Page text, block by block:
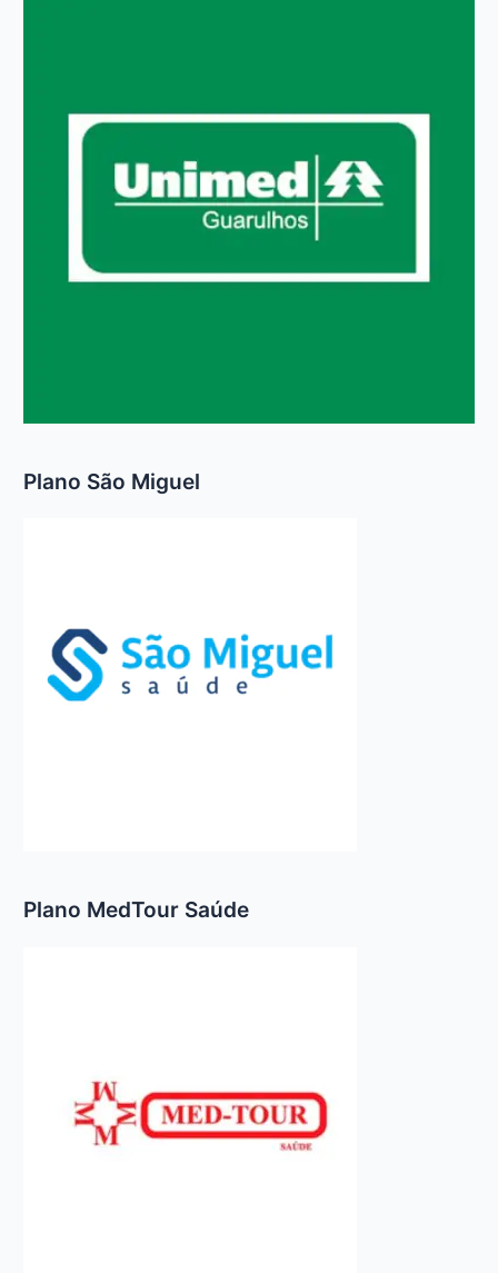
Plano São Miguel
Plano MedTour Saúde